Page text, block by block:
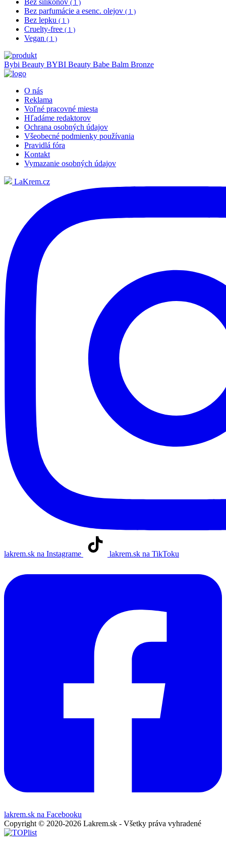
( 1 )
Bez parfumácie a esenc. olejov ( 1 )
Bez lepku ( 1 )
Cruelty-free ( 1 )
Vegan ( 1 )
Bybi Beauty BYBI Beauty Babe Balm Bronze
O nás
Reklama
Voľné pracovné miesta
Hľadáme redaktorov
Ochrana osobných údajov
Všeobecné podmienky používania
Pravidlá fóra
Kontakt
Vymazanie osobných údajov
LaKrem.cz
lakrem.sk na Instagrame lakrem.sk na TikToku
lakrem.sk na Facebooku
Copyright © 2020-2026 Lakrem.sk - Všetky práva vyhradené